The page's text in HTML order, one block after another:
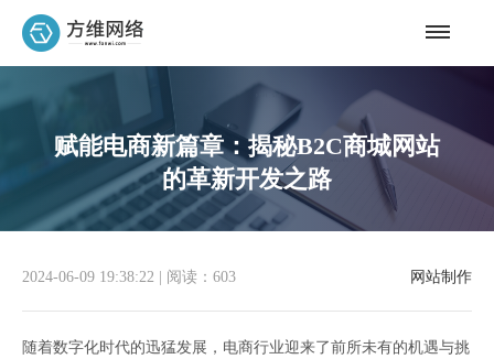
赋能电商新篇章：揭秘B2C商城网站
的革新开发之路
网站制作
2024-06-09 19:38:22 阅读：603
随着数字化时代的迅猛发展，电商行业迎来了前所未有的机遇与挑